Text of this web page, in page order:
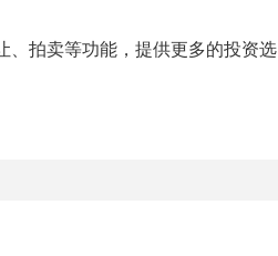
、拍卖等功能，提供更多的投资选